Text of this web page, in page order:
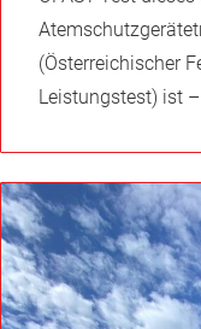
(Österreichischer
Leistungstest) ist